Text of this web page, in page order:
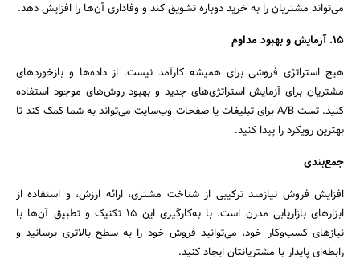
می‌تواند مشتریان را به خرید دوباره تشویق کند و وفاداری آن‌ها را افزایش دهد.
15. آزمایش و بهبود مداوم
هیچ استراتژی فروشی برای همیشه کارآمد نیست. از داده‌ها و بازخوردهای
مشتریان برای آزمایش استراتژی‌های جدید و بهبود روش‌های موجود استفاده
کنید. تست A/B برای تبلیغات یا صفحات وب‌سایت می‌تواند به شما کمک کند تا
بهترین رویکرد را پیدا کنید.
جمع‌بندی
افزایش فروش نیازمند ترکیبی از شناخت مشتری، ارائه ارزش، و استفاده از
ابزارهای بازاریابی مدرن است. با به‌کارگیری این 15 تکنیک و تطبیق آن‌ها با
نیازهای کسب‌وکار خود، می‌توانید فروش خود را به سطح بالاتری برسانید و
رابطه‌ای پایدار با مشتریانتان ایجاد کنید.